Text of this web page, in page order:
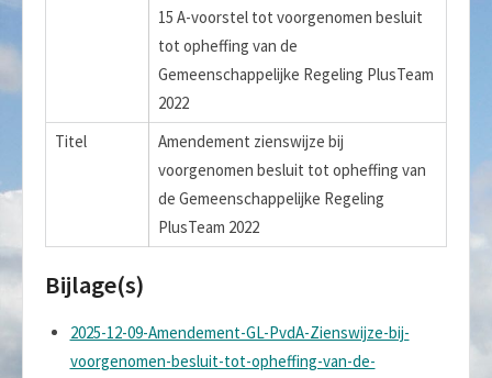
15 A-voorstel tot voorgenomen besluit
tot opheffing van de
Gemeenschappelijke Regeling PlusTeam
2022
Titel
Amendement zienswijze bij
voorgenomen besluit tot opheffing van
de Gemeenschappelijke Regeling
PlusTeam 2022
Bijlage(s)
2025-12-09-Amendement-GL-PvdA-Zienswijze-bij-
voorgenomen-besluit-tot-opheffing-van-de-